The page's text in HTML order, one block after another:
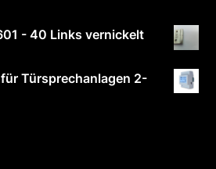
- 40 Links vernickelt
für Türsprechanlagen 2-